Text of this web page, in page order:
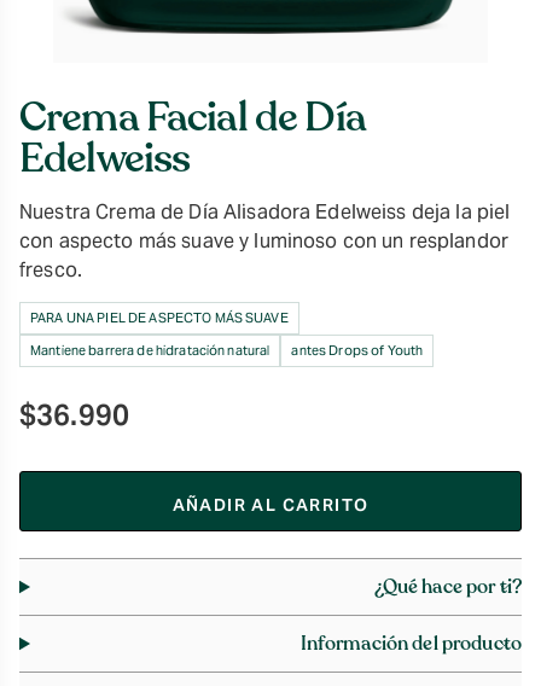
Crema Facial de Día
Edelweiss
Nuestra Crema de Día Alisadora Edelweiss deja la piel
con aspecto más suave y luminoso con un resplandor
fresco.
PARA UNA PIEL DE ASPECTO MÁS SUAVE
Mantiene barrera de hidratación natural
antes Drops of Youth
$36.990
AÑADIR AL CARRITO
¿Qué hace por ti?
Información del producto